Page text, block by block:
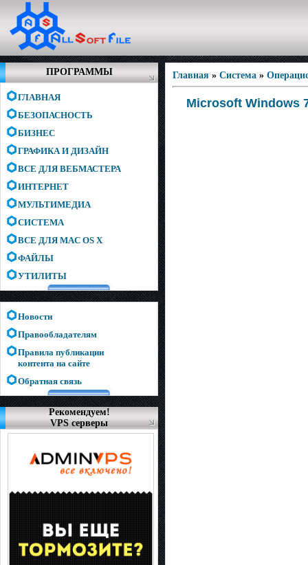
ПРОГРАММЫ
ГЛАВНАЯ
БЕЗОПАСНОСТЬ
БИЗНЕС
ГРАФИКА И ДИЗАЙН
ВСЕ ДЛЯ ВЕБМАСТЕРА
ИНТЕРНЕТ
МУЛЬТИМЕДИА
СИСТЕМА
ВСЕ ДЛЯ MAC OS X
ФАЙЛЫ
УТИЛИТЫ
Новости
Правообладателям
Правила публикации
контента на сайте
Обратная связь
Рекомендуем!
VPS серверы
Главная » Система »
Microsoft Windows